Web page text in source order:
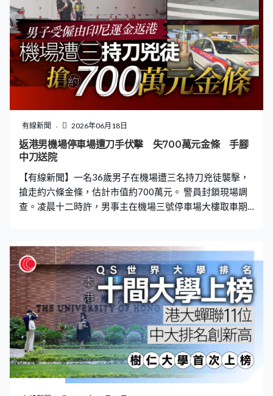
重建、終止所有制裁。伊朗則重申不會購買或發展核武、
商船60天內可免費在波斯灣和阿曼海安全通行。
有線新聞 2026年06月18日
返港男機場停車場遭刀手伏擊 失700萬元金條 手腳
中刀送院
【有線新聞】一名36歲男子在機場遭三名持刀兇徒襲擊，
搶走約六條金條，估計市值約700萬元。 警員封鎖現場調
查。凌晨十二時許，男事主在機場三號停車場大樓取車期
逃去，男事主手腳中刀受傷，自行報案後送院。據知他受
僱一間公司運送金條，事發前由外地返港，案件列作行
劫，交新界南總區重案組接手。